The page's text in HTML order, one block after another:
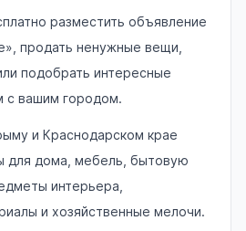
разместить объявление
продать ненужные вещи,
подобрать интересные
с вашим городом.
и Краснодарском крае
для дома, мебель, бытовую
интерьера,
и хозяйственные мелочи.